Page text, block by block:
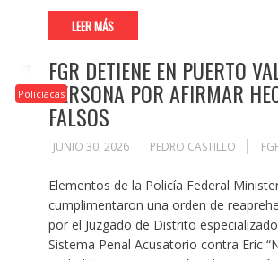
LEER MÁS
Policíacas
FGR DETIENE EN PUERTO
PERSONA POR AFIRMAR
FALSOS
JUNIO 30, 2026 PEDRO CASTILLO
Elementos de la Policía Federal
cumplimentaron una orden de
por el Juzgado de Distrito
Sistema Penal Acusatorio contra Eric